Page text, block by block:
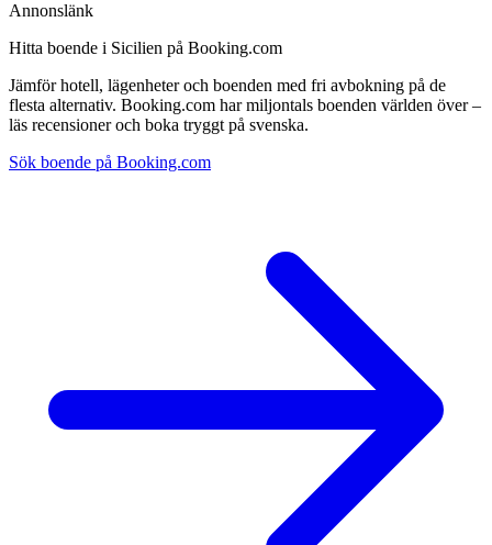
Annonslänk
Hitta boende i Sicilien på Booking.com
Jämför hotell, lägenheter och boenden med fri avbokning på de
flesta alternativ. Booking.com har miljontals boenden världen över –
läs recensioner och boka tryggt på svenska.
Sök boende på Booking.com